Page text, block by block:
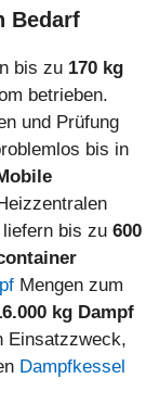
Bedarf
bis zu 170 kg
betrieben.
und Prüfung
bis in
liefern bis zu 600
Mengen zum
kg Dampf
Einsatzzweck,
Dampfkessel